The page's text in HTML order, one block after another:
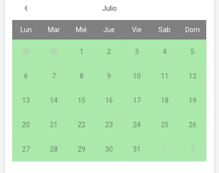
‹ Julio
Lun Mar Mié Jue Vie Sab Dom
29 30 1 2 3 4 5
6 7 8 9 10 11 12
13 14 15 16 17 18 19
20 21 22 23 24 25 26
27 28 29 30 31 1 2